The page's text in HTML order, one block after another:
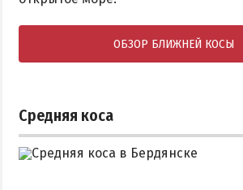
ОБЗОР БЛИЖНЕЙ КОСЫ
Средняя коса